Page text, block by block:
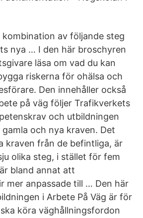
kombination av följande steg
nya … I den här broschyren
läsa om vad du kan
riskerna för ohälsa och
Den innehåller också
på väg följer Trafikverkets
och utbildningen
och nya kraven. Det
kraven från de befintliga, är
olika steg, i stället för fem
bland annat att
mer anpassade till … Den här
i Arbete På Väg är för
köra väghållningsfordon